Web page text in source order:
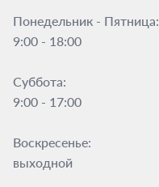
Понедельник - Пятница:
9:00 - 18:00
Суббота:
9:00 - 17:00
Воскресенье:
выходной